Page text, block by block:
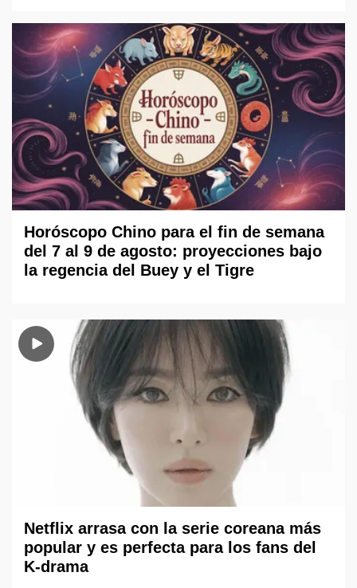
Horóscopo Chino para el fin de semana
del 7 al 9 de agosto: proyecciones bajo
la regencia del Buey y el Tigre
Netflix arrasa con la serie coreana más
popular y es perfecta para los fans del
K-drama